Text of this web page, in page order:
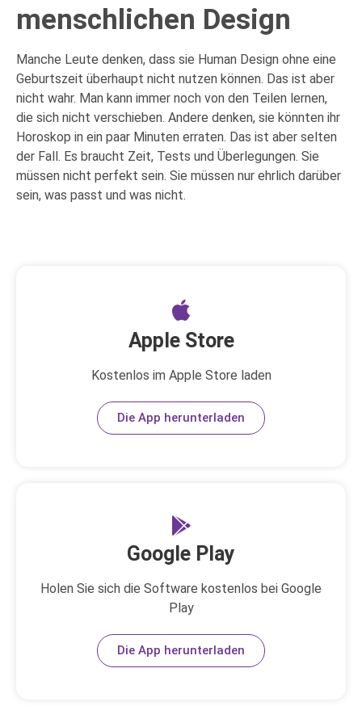
menschlichen Design
Manche Leute denken, dass sie Human Design ohne eine
Geburtszeit überhaupt nicht nutzen können. Das ist aber
nicht wahr. Man kann immer noch von den Teilen lernen,
die sich nicht verschieben. Andere denken, sie könnten ihr
Horoskop in ein paar Minuten erraten. Das ist aber selten
der Fall. Es braucht Zeit, Tests und Überlegungen. Sie
müssen nicht perfekt sein. Sie müssen nur ehrlich darüber
sein, was passt und was nicht.
Apple Store
Kostenlos im Apple Store laden
Die App herunterladen
Google Play
Holen Sie sich die Software kostenlos bei Google
Play
Die App herunterladen